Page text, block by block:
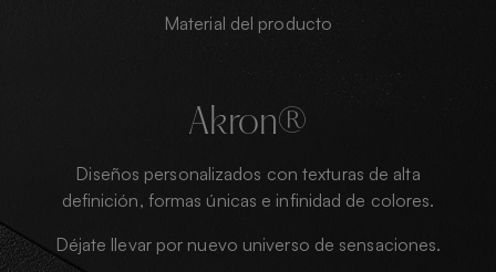
Material del producto
Akron®
Diseños personalizados con texturas de alta
definición, formas únicas e infinidad de colores.
Déjate llevar por nuevo universo de sensaciones.